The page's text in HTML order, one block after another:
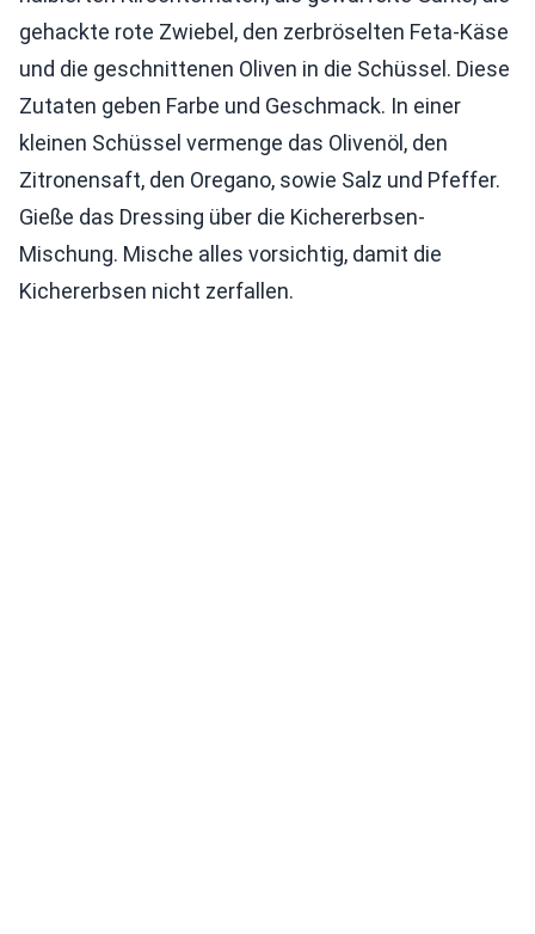
gehackte rote Zwiebel, den zerbröselten Feta-Käse
und die geschnittenen Oliven in die Schüssel. Diese
Zutaten geben Farbe und Geschmack. In einer
kleinen Schüssel vermenge das Olivenöl, den
Zitronensaft, den Oregano, sowie Salz und Pfeffer.
Gieße das Dressing über die Kichererbsen-
Mischung. Mische alles vorsichtig, damit die
Kichererbsen nicht zerfallen.